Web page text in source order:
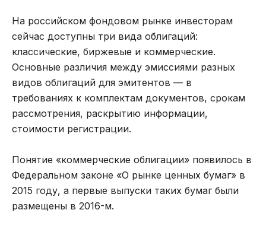
На российском фондовом рынке инвесторам
сейчас доступны три вида облигаций:
классические, биржевые и коммерческие.
Основные различия между эмиссиями разных
видов облигаций для эмитентов — в
требованиях к комплектам документов, срокам
рассмотрения, раскрытию информации,
стоимости регистрации.
Понятие «коммерческие облигации» появилось в
Федеральном законе «О рынке ценных бумаг» в
2015 году, а первые выпуски таких бумаг были
размещены в 2016-м.